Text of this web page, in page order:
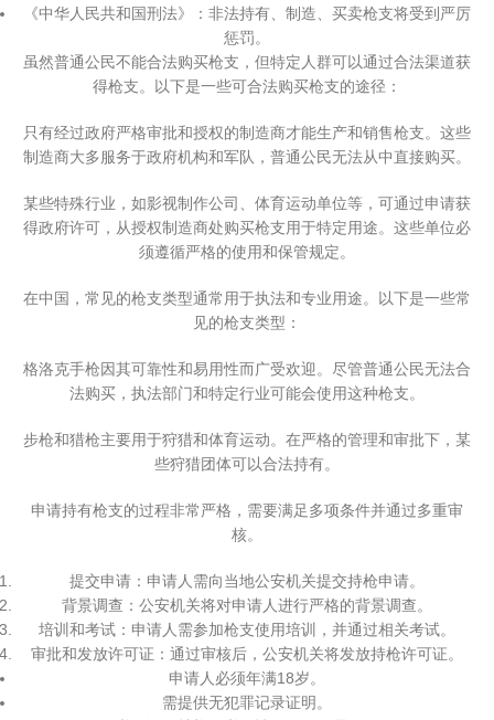
《中华人民共和国刑法》：非法持有、制造、买卖枪支将受到严厉
惩罚。
虽然普通公民不能合法购买枪支，但特定人群可以通过合法渠道获
得枪支。以下是一些可合法购买枪支的途径：
只有经过政府严格审批和授权的制造商才能生产和销售枪支。这些
制造商大多服务于政府机构和军队，普通公民无法从中直接购买。
某些特殊行业，如影视制作公司、体育运动单位等，可通过申请获
得政府许可，从授权制造商处购买枪支用于特定用途。这些单位必
须遵循严格的使用和保管规定。
在中国，常见的枪支类型通常用于执法和专业用途。以下是一些常
见的枪支类型：
格洛克手枪因其可靠性和易用性而广受欢迎。尽管普通公民无法合
法购买，执法部门和特定行业可能会使用这种枪支。
步枪和猎枪主要用于狩猎和体育运动。在严格的管理和审批下，某
些狩猎团体可以合法持有。
申请持有枪支的过程非常严格，需要满足多项条件并通过多重审
核。
提交申请：申请人需向当地公安机关提交持枪申请。
背景调查：公安机关将对申请人进行严格的背景调查。
培训和考试：申请人需参加枪支使用培训，并通过相关考试。
审批和发放许可证：通过审核后，公安机关将发放持枪许可证。
申请人必须年满18岁。
需提供无犯罪记录证明。